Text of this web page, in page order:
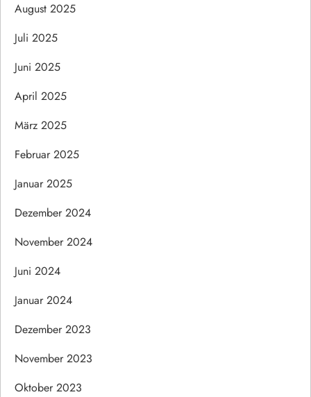
August 2025
Juli 2025
Juni 2025
April 2025
März 2025
Februar 2025
Januar 2025
Dezember 2024
November 2024
Juni 2024
Januar 2024
Dezember 2023
November 2023
Oktober 2023